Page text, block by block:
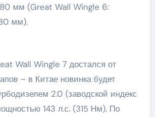
мм (Great Wall Wingle 6:
мм).
Wall Wingle 7 достался от
– в Китае новинка будет
2.0 (заводской индекс
143 л.с. (315 Нм). По